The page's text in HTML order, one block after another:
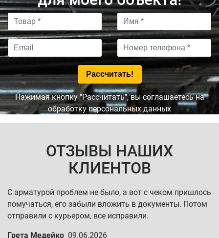
Нажимая кнопку "Рассчитать", вы соглашаетесь на
обработку персональных данных
ОТЗЫВЫ НАШИХ
КЛИЕНТОВ
С арматурой проблем не было, а вот с чеком пришлось
помучаться, его забыли вложить в документы. Потом
отправили с курьером, все исправили.
Грета Медейко 09.06.2026